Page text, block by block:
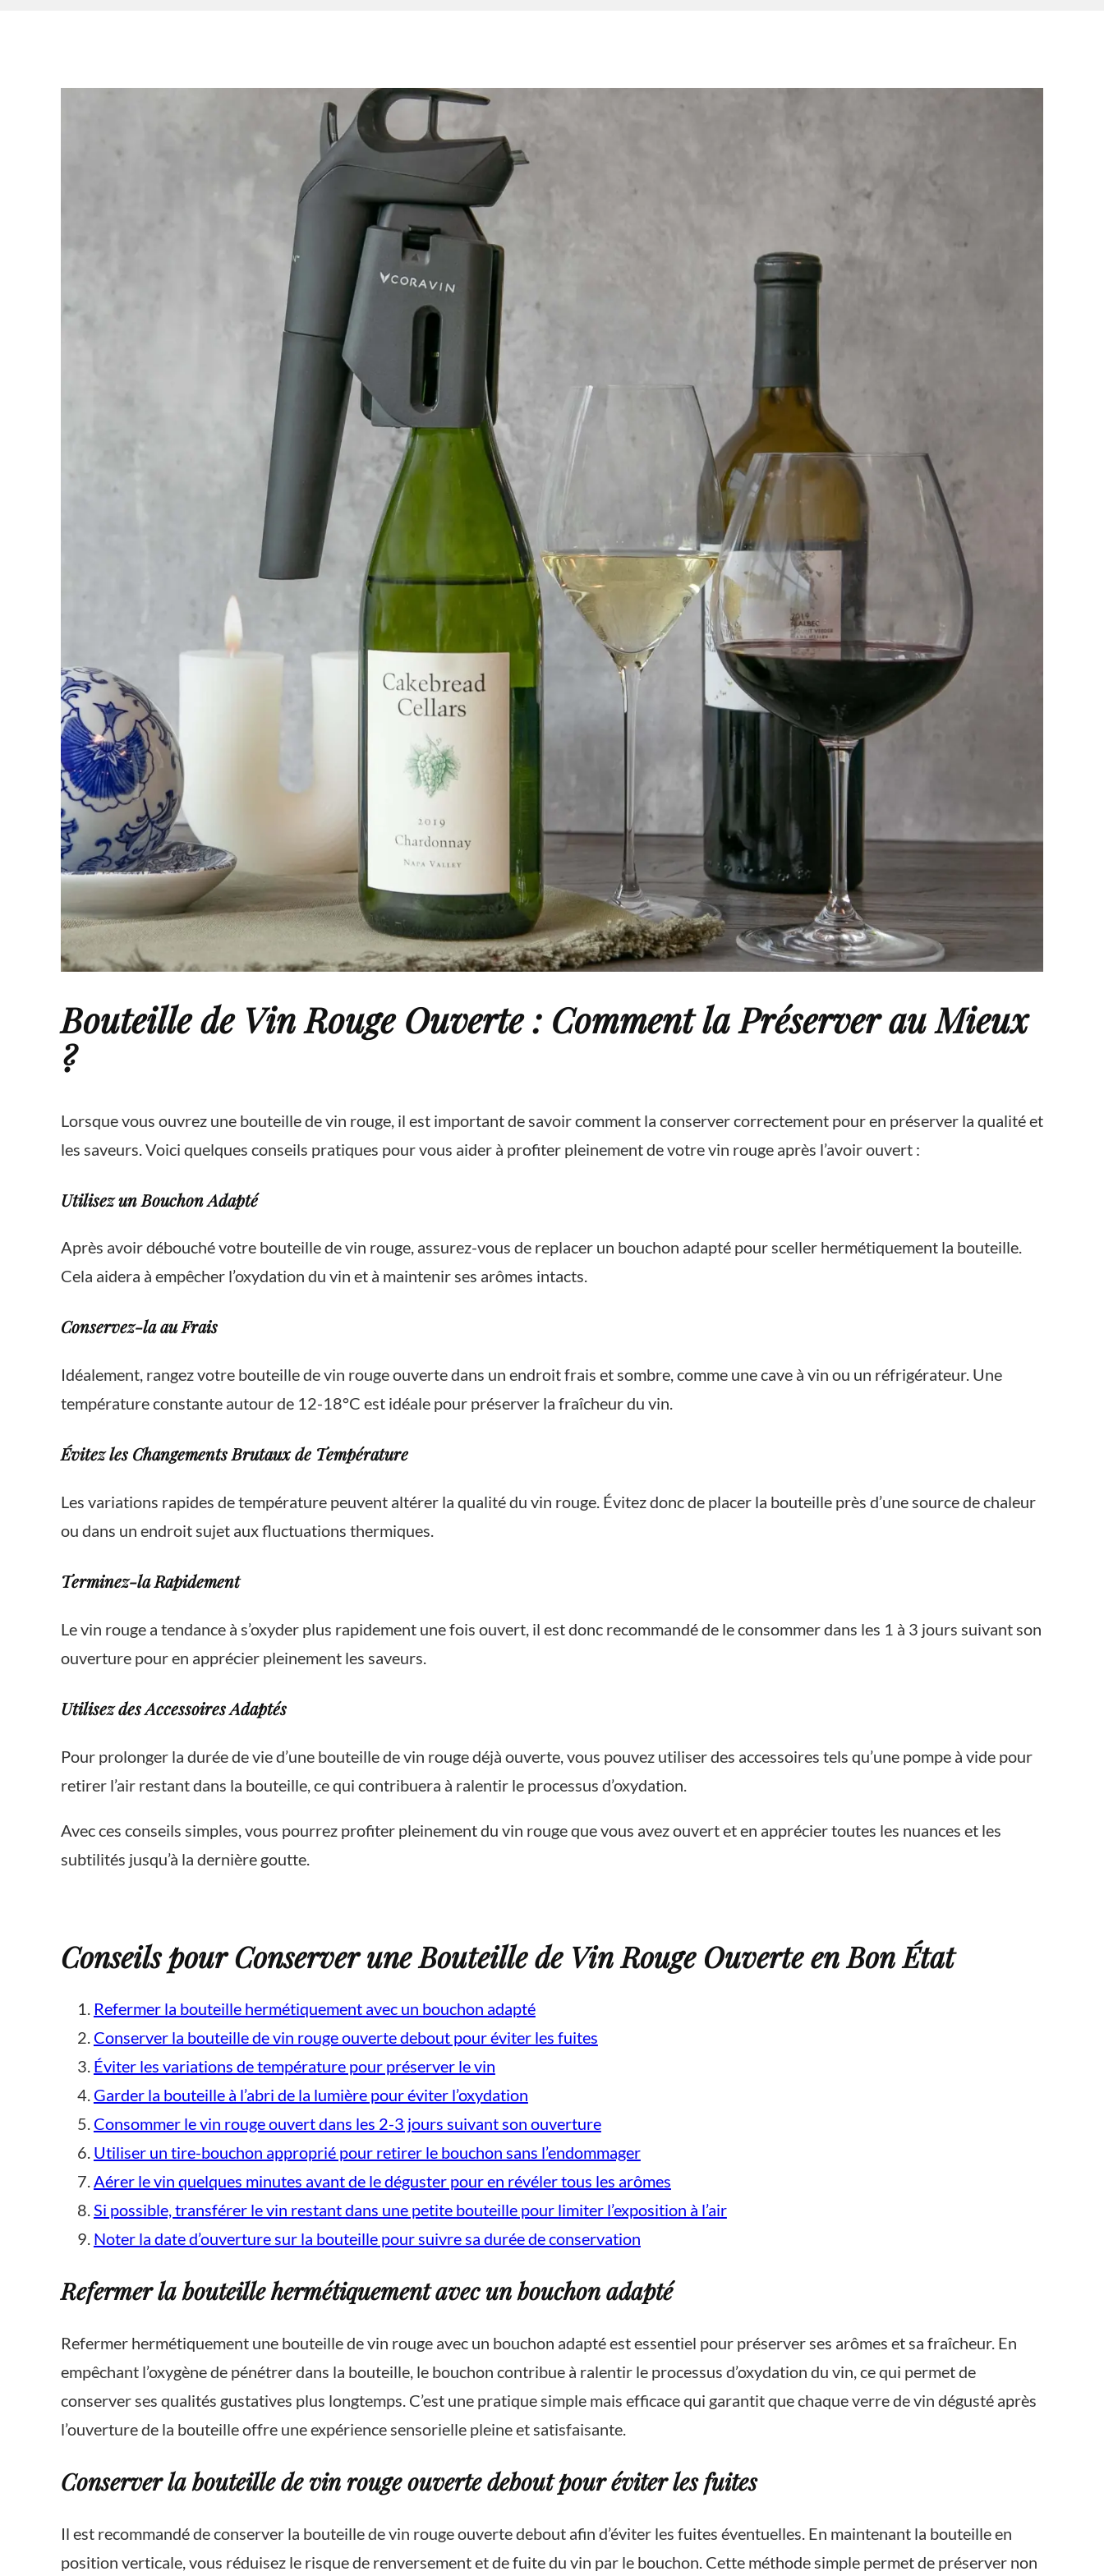
Bouteille de Vin Rouge Ouverte : Comment la Préserver au Mieux
?
Lorsque vous ouvrez une bouteille de vin rouge, il est important de savoir comment la conserver correctement pour en préserver la qualité et
les saveurs. Voici quelques conseils pratiques pour vous aider à profiter pleinement de votre vin rouge après l’avoir ouvert :
Utilisez un Bouchon Adapté
Après avoir débouché votre bouteille de vin rouge, assurez-vous de replacer un bouchon adapté pour sceller hermétiquement la bouteille.
Cela aidera à empêcher l’oxydation du vin et à maintenir ses arômes intacts.
Conservez-la au Frais
Idéalement, rangez votre bouteille de vin rouge ouverte dans un endroit frais et sombre, comme une cave à vin ou un réfrigérateur. Une
température constante autour de 12-18°C est idéale pour préserver la fraîcheur du vin.
Évitez les Changements Brutaux de Température
Les variations rapides de température peuvent altérer la qualité du vin rouge. Évitez donc de placer la bouteille près d’une source de chaleur
ou dans un endroit sujet aux fluctuations thermiques.
Terminez-la Rapidement
Le vin rouge a tendance à s’oxyder plus rapidement une fois ouvert, il est donc recommandé de le consommer dans les 1 à 3 jours suivant son
ouverture pour en apprécier pleinement les saveurs.
Utilisez des Accessoires Adaptés
Pour prolonger la durée de vie d’une bouteille de vin rouge déjà ouverte, vous pouvez utiliser des accessoires tels qu’une pompe à vide pour
retirer l’air restant dans la bouteille, ce qui contribuera à ralentir le processus d’oxydation.
Avec ces conseils simples, vous pourrez profiter pleinement du vin rouge que vous avez ouvert et en apprécier toutes les nuances et les
subtilités jusqu’à la dernière goutte.
Conseils pour Conserver une Bouteille de Vin Rouge Ouverte en Bon État
Refermer la bouteille hermétiquement avec un bouchon adapté
Conserver la bouteille de vin rouge ouverte debout pour éviter les fuites
Éviter les variations de température pour préserver le vin
Garder la bouteille à l’abri de la lumière pour éviter l’oxydation
Consommer le vin rouge ouvert dans les 2-3 jours suivant son ouverture
Utiliser un tire-bouchon approprié pour retirer le bouchon sans l’endommager
Aérer le vin quelques minutes avant de le déguster pour en révéler tous les arômes
Si possible, transférer le vin restant dans une petite bouteille pour limiter l’exposition à l’air
Noter la date d’ouverture sur la bouteille pour suivre sa durée de conservation
Refermer la bouteille hermétiquement avec un bouchon adapté
Refermer hermétiquement une bouteille de vin rouge avec un bouchon adapté est essentiel pour préserver ses arômes et sa fraîcheur. En
empêchant l’oxygène de pénétrer dans la bouteille, le bouchon contribue à ralentir le processus d’oxydation du vin, ce qui permet de
conserver ses qualités gustatives plus longtemps. C’est une pratique simple mais efficace qui garantit que chaque verre de vin dégusté après
l’ouverture de la bouteille offre une expérience sensorielle pleine et satisfaisante.
Conserver la bouteille de vin rouge ouverte debout pour éviter les fuites
Il est recommandé de conserver la bouteille de vin rouge ouverte debout afin d’éviter les fuites éventuelles. En maintenant la bouteille en
position verticale, vous réduisez le risque de renversement et de fuite du vin par le bouchon. Cette méthode simple permet de préserver non